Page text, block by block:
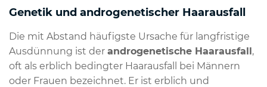
Genetik und androgenetischer Haarausfall
Die mit Abstand häufigste Ursache für langfristige
Ausdünnung ist der androgenetische Haarausfall,
oft als erblich bedingter Haarausfall bei Männern
oder Frauen bezeichnet. Er ist erblich und